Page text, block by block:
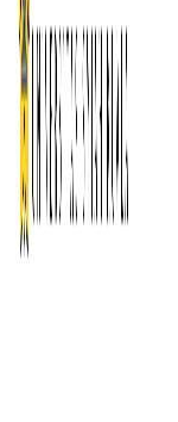
MAKNA
TANDA
KECAMATAN
KABUPATEN
Yuva Ayuning
Barakah,
sampai dengan
masyarakat di
Aceh Selatan
seorang
tidak lahir dengan
oleh masyarakat
turun-temurun
khitanan